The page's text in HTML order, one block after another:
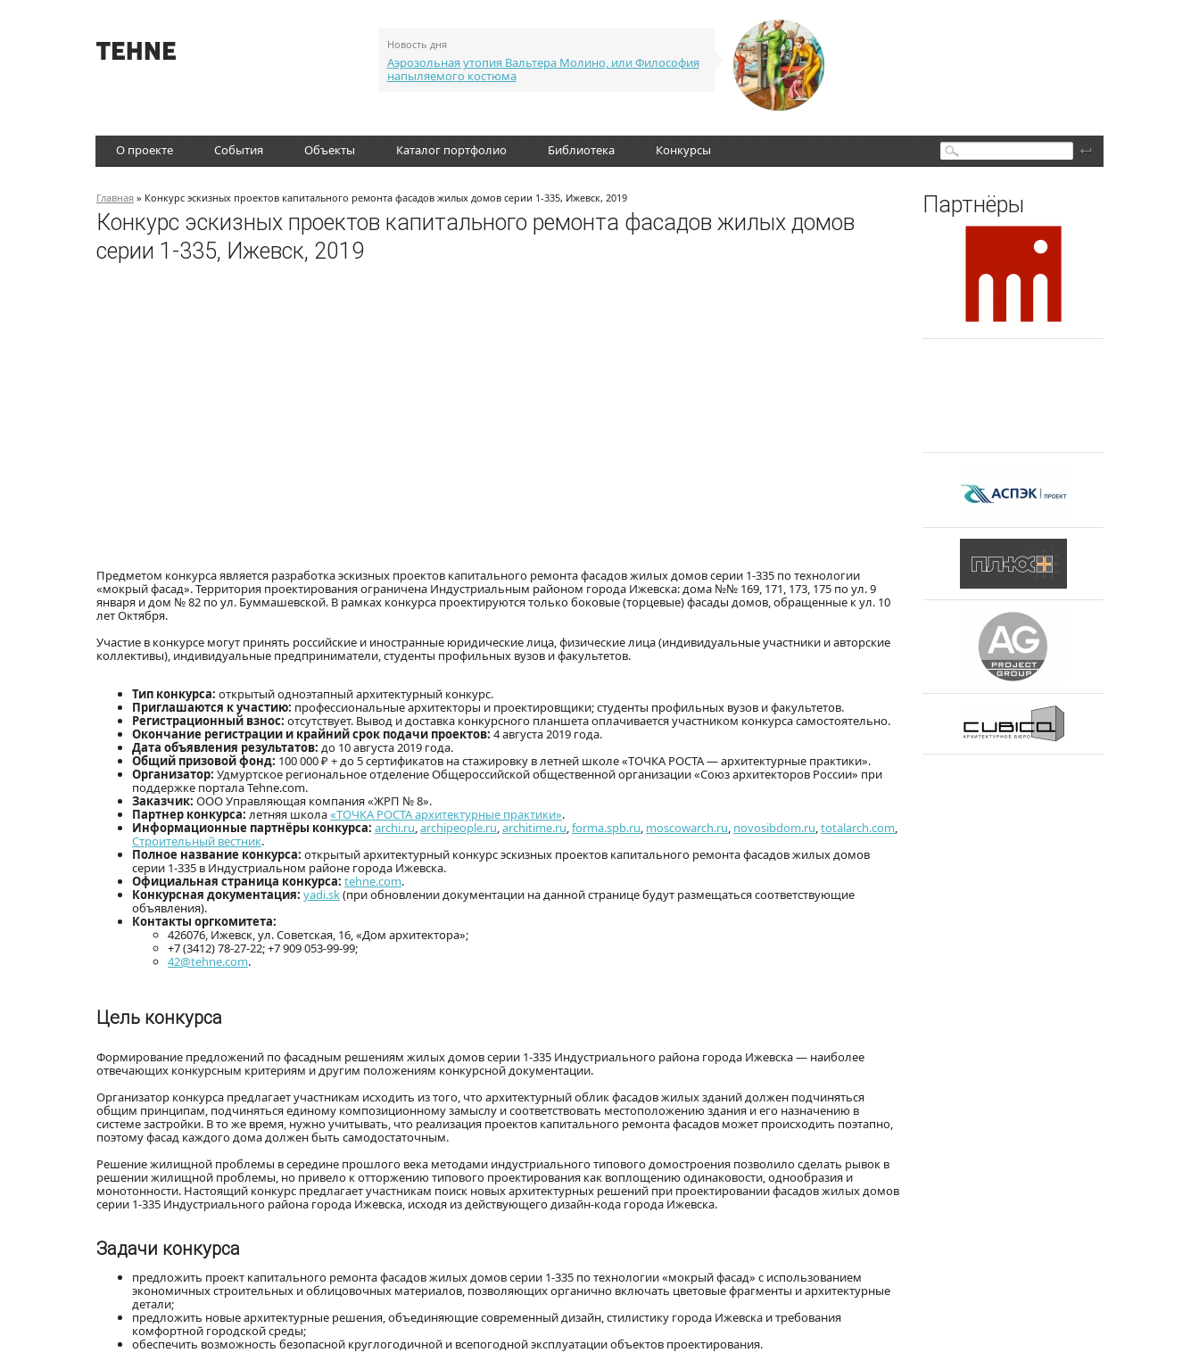
Новость дня
Аэрозольная утопия Вальтера Молино, или Философия
напыляемого костюма
О проекте События Объекты Каталог портфолио Библиотека Конкурсы Поиск
Главная » Конкурс эскизных проектов капитального ремонта фасадов жилых домов серии 1-335, Ижевск, 2019
Конкурс эскизных проектов капитального ремонта фасадов жилых домов
серии 1-335, Ижевск, 2019
Предметом конкурса является разработка эскизных проектов капитального ремонта фасадов жилых домов серии 1-335 по технологии
«мокрый фасад». Территория проектирования ограничена Индустриальным районом города Ижевска: дома №№ 169, 171, 173, 175 по ул. 9
января и дом № 82 по ул. Буммашевской. В рамках конкурса проектируются только боковые (торцевые) фасады домов, обращенные к ул. 10
лет Октября.
Участие в конкурсе могут принять российские и иностранные юридические лица, физические лица (индивидуальные участники и авторские
коллективы), индивидуальные предприниматели, студенты профильных вузов и факультетов.
Тип конкурса: открытый одноэтапный архитектурный конкурс.
Приглашаются к участию: профессиональные архитекторы и проектировщики; студенты профильных вузов и факультетов.
Регистрационный взнос: отсутствует. Вывод и доставка конкурсного планшета оплачивается участником конкурса самостоятельно.
Окончание регистрации и крайний срок подачи проектов: 4 августа 2019 года.
Дата объявления результатов: до 10 августа 2019 года.
Общий призовой фонд: 100 000 ₽ + до 5 сертификатов на стажировку в летней школе «ТОЧКА РОСТА — архитектурные практики».
Организатор: Удмуртское региональное отделение Общероссийской общественной организации «Союз архитекторов России» при
поддержке портала Tehne.com.
Заказчик: ООО Управляющая компания «ЖРП № 8».
Партнер конкурса: летняя школа«ТОЧКА РОСТА архитектурные практики».
Информационные партнёры конкурса: archi.ru,archipeople.ru,architime.ru,forma.spb.ru, moscowarch.ru, novosibdom.ru,totalarch.com,
Строительный вестник.
Полное название конкурса: открытый архитектурный конкурс эскизных проектов капитального ремонта фасадов жилых домов
серии 1-335 в Индустриальном районе города Ижевска.
Официальная страница конкурса: tehne.com.
Конкурсная документация: yadi.sk(при обновлении документации на данной странице будут размещаться соответствующие
объявления).
Контакты оргкомитета:
426076, Ижевск, ул. Советская, 16, «Дом архитектора»;
+7 (3412) 78-27-22; +7 909 053-99-99;
42@tehne.com.
Цель конкурса
Формирование предложений по фасадным решениям жилых домов серии 1-335 Индустриального района города Ижевска — наиболее
отвечающих конкурсным критериям и другим положениям конкурсной документации.
Организатор конкурса предлагает участникам исходить из того, что архитектурный облик фасадов жилых зданий должен подчиняться
общим принципам, подчиняться единому композиционному замыслу и соответствовать местоположению здания и его назначению в
системе застройки. В то же время, нужно учитывать, что реализация проектов капитального ремонта фасадов может происходить поэтапно,
поэтому фасад каждого дома должен быть самодостаточным.
Решение жилищной проблемы в середине прошлого века методами индустриального типового домостроения позволило сделать рывок в
решении жилищной проблемы, но привело к отторжению типового проектирования как воплощению одинаковости, однообразия и
монотонности. Настоящий конкурс предлагает участникам поиск новых архитектурных решений при проектировании фасадов жилых домов
серии 1-335 Индустриального района города Ижевска, исходя из действующего дизайн-кода города Ижевска.
Задачи конкурса
предложить проект капитального ремонта фасадов жилых домов серии 1-335 по технологии «мокрый фасад» с использованием
экономичных строительных и облицовочных материалов, позволяющих органично включать цветовые фрагменты и архитектурные
детали;
предложить новые архитектурные решения, объединяющие современный дизайн, стилистику города Ижевска и требования
комфортной городской среды;
обеспечить возможность безопасной круглогодичной и всепогодной эксплуатации объектов проектирования.
Партнёры